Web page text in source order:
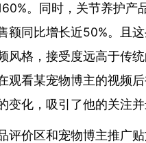
。同时，关节养护
额同比增长近50%。且
风格，接受度远高于传
观看某宠物博主的视频
变化，吸引了他的关注
评价区和宠物博主推广